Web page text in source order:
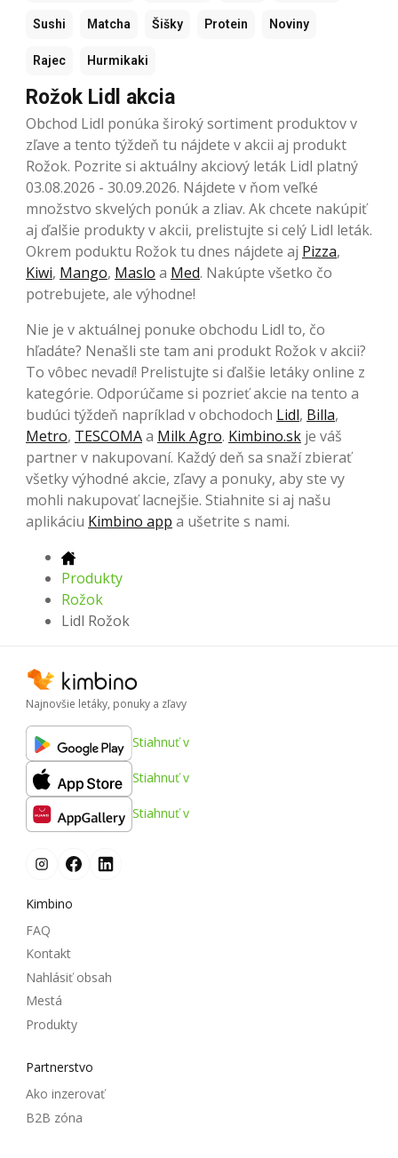
Sushi Matcha Šišky Protein Noviny
Rajec Hurmikaki
Rožok Lidl akcia
Obchod Lidl ponúka široký sortiment produktov v
zľave a tento týždeň tu nájdete v akcii aj produkt
Rožok. Pozrite si aktuálny akciový leták Lidl platný
03.08.2026 - 30.09.2026. Nájdete v ňom veľké
množstvo skvelých ponúk a zliav. Ak chcete nakúpiť
aj ďalšie produkty v akcii, prelistujte si celý Lidl leták.
Okrem poduktu Rožok tu dnes nájdete aj Pizza,
Kiwi, Mango, Maslo a Med. Nakúpte všetko čo
potrebujete, ale výhodne!
Nie je v aktuálnej ponuke obchodu Lidl to, čo
hľadáte? Nenašli ste tam ani produkt Rožok v akcii?
To vôbec nevadí! Prelistujte si ďalšie letáky online z
kategórie. Odporúčame si pozrieť akcie na tento a
budúci týždeň napríklad v obchodoch Lidl, Billa,
Metro, TESCOMAa Milk Agro. Kimbino.sk je váš
partner v nakupovaní. Každý deň sa snaží zbierať
všetky výhodné akcie, zľavy a ponuky, aby ste vy
mohli nakupovať lacnejšie. Stiahnite si aj našu
aplikáciu Kimbino app a ušetrite s nami.
Produkty
Rožok
Lidl Rožok
Najnovšie letáky, ponuky a zľavy
Stiahnuť v
Stiahnuť v
Stiahnuť v
Kimbino
FAQ
Kontakt
Nahlásiť obsah
Mestá
Produkty
Partnerstvo
Ako inzerovať
B2B zóna